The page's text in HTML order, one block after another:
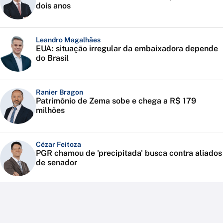
dois anos
Leandro Magalhães
EUA: situação irregular da embaixadora depende
do Brasil
Ranier Bragon
Patrimônio de Zema sobe e chega a R$ 179
milhões
Cézar Feitoza
PGR chamou de 'precipitada' busca contra aliados
de senador